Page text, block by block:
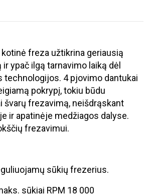
kotinė freza užtikrina geriausią
ypač ilgą tarnavimo laiką dėl
technologijos. 4 pjovimo dantukai
pokrypį, tokiu būdu
švarų frezavimą, neišdrąskant
ir apatinėje medžiagos dalyse.
frezavimui.
sūkių frezerius.
sūkiai RPM 18 000